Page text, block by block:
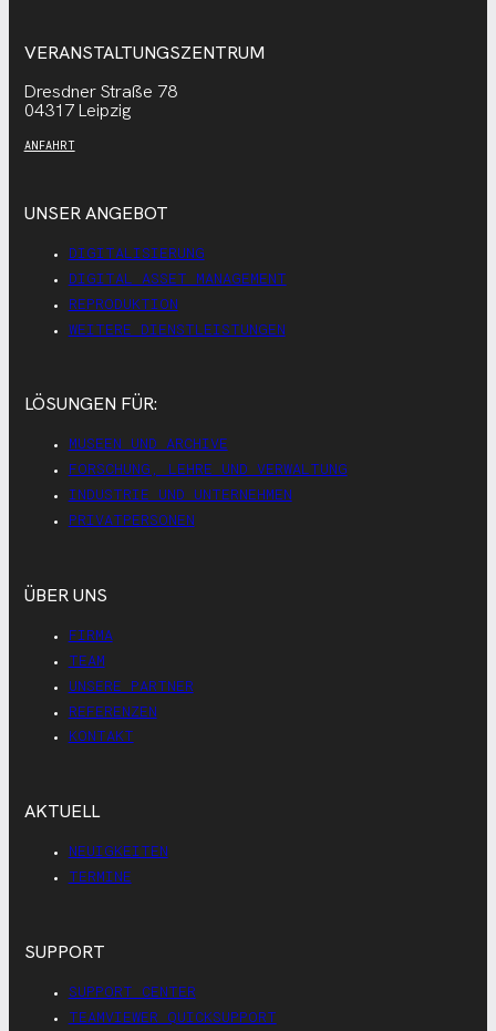
VERANSTALTUNGSZENTRUM
Dresdner Straße 78
04317 Leipzig
ANFAHRT
UNSER ANGEBOT
DIGITALISIERUNG
DIGITAL ASSET MANAGEMENT
REPRODUKTION
WEITERE DIENSTLEISTUNGEN
LÖSUNGEN FÜR:
MUSEEN UND ARCHIVE
FORSCHUNG, LEHRE UND VERWALTUNG
INDUSTRIE UND UNTERNEHMEN
PRIVATPERSONEN
ÜBER UNS
FIRMA
TEAM
UNSERE PARTNER
REFERENZEN
KONTAKT
AKTUELL
NEUIGKEITEN
TERMINE
SUPPORT
SUPPORT CENTER
TEAMVIEWER QUICKSUPPORT